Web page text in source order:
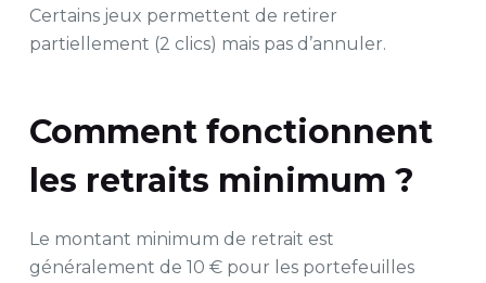
Certains jeux permettent de retirer
partiellement (2 clics) mais pas d’annuler.
Comment fonctionnent
les retraits minimum ?
Le montant minimum de retrait est
généralement de 10 € pour les portefeuilles